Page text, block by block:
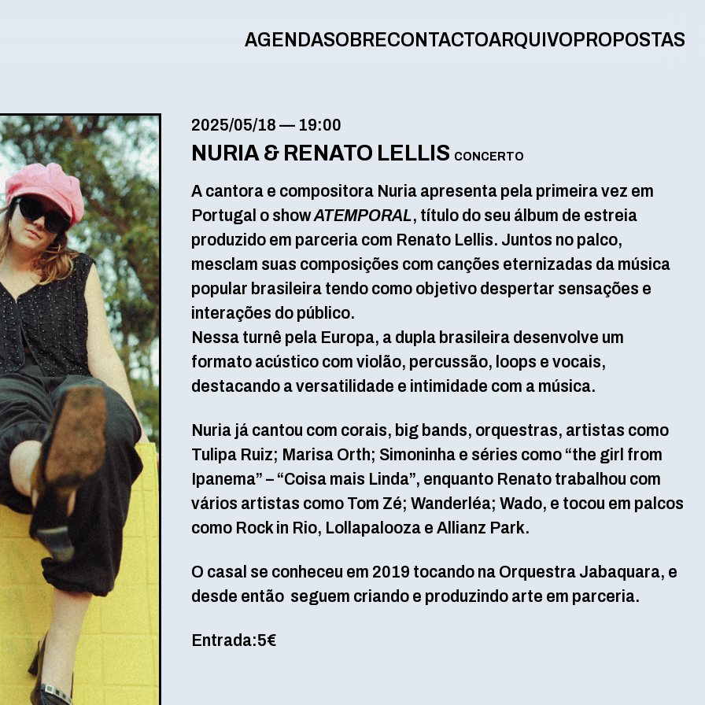
AGENDASOBRECONTACTOARQUIVO PROPOSTAS
2025/05/18 — 19:00
NURIA & RENATO LELLIS CONCERTO
A cantora e compositora Nuria apresenta pela primeira vez em
Portugal o showATEMPORAL, título do seu álbum de estreia
produzido em parceria com Renato Lellis. Juntos no palco,
mesclam suas composições com canções eternizadas da música
popular brasileira tendo como objetivo despertar sensações e
interações do público.
Nessa turnê pela Europa, a dupla brasileira desenvolve um
formato acústico com violão, percussão, loops e vocais,
destacando a versatilidade e intimidade com a música.
Nuria já cantou com corais, big bands, orquestras, artistas como
Tulipa Ruiz; Marisa Orth; Simoninha e séries como “the girl from
Ipanema” – “Coisa mais Linda”, enquanto Renato trabalhou com
vários artistas como Tom Zé; Wanderléa; Wado, e tocou em palcos
como Rock in Rio, Lollapalooza e Allianz Park.
O casal se conheceu em 2019 tocando na Orquestra Jabaquara, e
desde então seguem criando e produzindo arte em parceria.
Entrada:5€